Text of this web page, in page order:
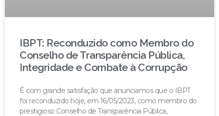
IBPT: Reconduzido como Membro do
Conselho de Transparência Pública,
Integridade e Combate à Corrupção
É com grande satisfação que anunciamos que o IBPT
foi reconduzido hoje, em 16/05/2023, como membro do
prestigioso Conselho de Transparência Pública,